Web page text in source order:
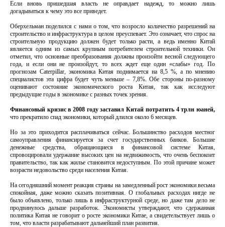
Если вновь пришедшая власть не оправдает надежд, то можно лишь
догадываться к чему это все приведет.
Оберхельман поделился с нами о том, что возросло количество разрешений на
строительство и инфраструктура в целом преуспевает. Это означает, что спрос на
строительную продукцию должен будет только расти, а ведь именно Китай
является одним из самых крупным потребителем строительной техники. Он
отметил, что основные преобразования должны произойти весной следующего
года, и если они не произойдут, то всех ждет еще один «слабы» год. По
прогнозам Caterpillar, экономика Китая поднимается на 8,5 %, а по мнению
специалистов эта цифра будет чуть меньше – 7,8%. Обе стороны по-разному
оценивают состояние экономического роста Китая, так как исследуют
предыдущие годы в экономике с разных точек зрения.
Финансовый кризис в 2008 году заставил Китай потратить 4 трлн юаней,
что прекратило спад экономики, который длился около 6 месяцев.
Но за это приходится расплачиваться сейчас. Большинство расходов местног
самоуправления финансируется за счет государственных банков. Большие
денежные средства, обращающиеся в финансовой системе Китая,
спровоцировали удержание высоких цен на недвижимость, что очень беспокоит
правительство, так как жилье становится недоступным. По этой причине может
возрасти недовольство среди населения Китая.
На сегодняшний момент реакция страны на замедленный рост экономики весьма
спокойная, даже можно сказать позитивная. О глобальных расходах нигде не
было объявлено, только лишь в инфраструктурной среде, но даже там дело не
продвинулось дальше разработок. Экономисты утверждают, что сдержанная
политика Китая не говорит о росте экономики Китае, а свидетельствует лишь о
том, что власти разрабатывают дальнейший план развития.